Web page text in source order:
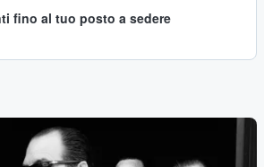
fino al tuo posto a sedere